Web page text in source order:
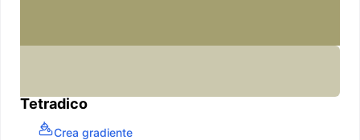
Tetradico
Crea gradiente